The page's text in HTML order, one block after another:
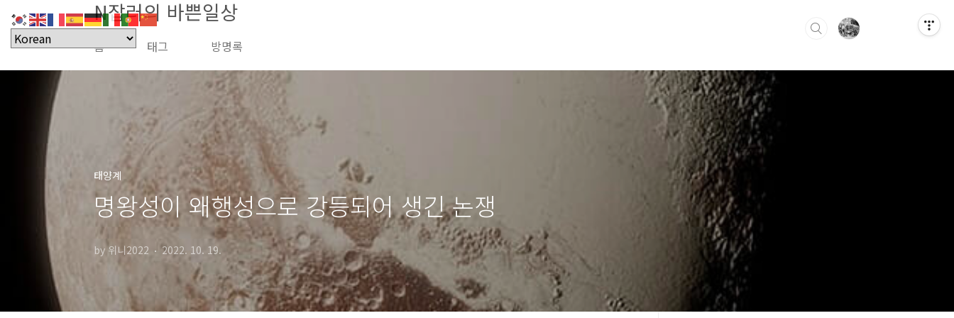
N잡러의 바쁜일상
홈 태그 방명록
태양계
명왕성이 왜행성으로 강등되어 생긴 논쟁
by 위니2022 2022. 10. 19.